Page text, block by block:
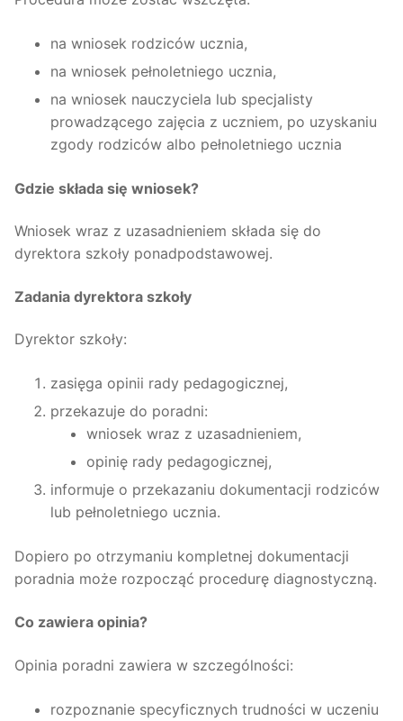
na wniosek rodziców ucznia,
na wniosek pełnoletniego ucznia,
na wniosek nauczyciela lub specjalisty
prowadzącego zajęcia z uczniem, po uzyskaniu
zgody rodziców albo pełnoletniego ucznia
Gdzie składa się wniosek?
Wniosek wraz z uzasadnieniem składa się do
dyrektora szkoły ponadpodstawowej.
Zadania dyrektora szkoły
Dyrektor szkoły:
zasięga opinii rady pedagogicznej,
przekazuje do poradni:
wniosek wraz z uzasadnieniem,
opinię rady pedagogicznej,
informuje o przekazaniu dokumentacji rodziców
lub pełnoletniego ucznia.
Dopiero po otrzymaniu kompletnej dokumentacji
poradnia może rozpocząć procedurę diagnostyczną.
Co zawiera opinia?
Opinia poradni zawiera w szczególności:
rozpoznanie specyficznych trudności w uczeniu